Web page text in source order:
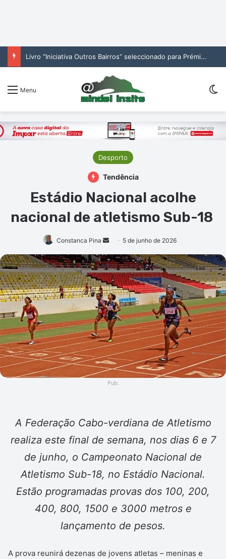
Livro “Iniciativa Outros Bairros” seleccionado para Prémio Publicações da Bienal Interamericana
Menu
Desporto
Tendência
Estádio Nacional acolhe
nacional de atletismo Sub-18
Constanca Pina
Mande
e-
mail
5 de junho de 2026
Pub.
A Federação Cabo-verdiana de Atletismo
realiza este final de semana, nos dias 6 e 7
de junho, o Campeonato Nacional de
Atletismo Sub-18, no Estádio Nacional.
Estão programadas provas dos 100, 200,
400, 800, 1500 e 3000 metros e
lançamento de pesos.
A prova reunirá dezenas de jovens atletas – meninas e